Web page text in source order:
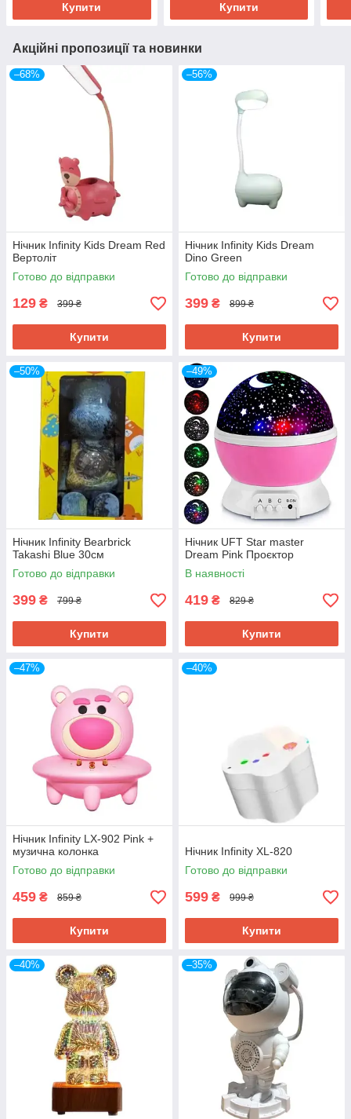
Купити Купити
Акційні пропозиції та новинки
–68%
Нічник Infinity Kids Dream Red
Вертоліт
Готово до відправки
129 ₴ 399 ₴
Купити
–56%
Нічник Infinity Kids Dream
Dino Green
Готово до відправки
399 ₴ 899 ₴
Купити
–50%
Нічник Infinity Bearbrick
Takashi Blue 30см
Готово до відправки
399 ₴ 799 ₴
Купити
–49%
Нічник UFT Star master
Dream Pink Проєктор
В наявності
419 ₴ 829 ₴
Купити
–47%
Нічник Infinity LX-902 Pink +
музична колонка
Готово до відправки
459 ₴ 859 ₴
Купити
–40%
Нічник Infinity XL-820
Готово до відправки
599 ₴ 999 ₴
Купити
–40% –35%